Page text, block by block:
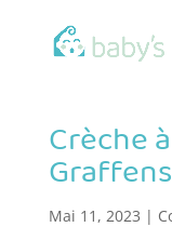
Crèche
Mai 11, 2023 |